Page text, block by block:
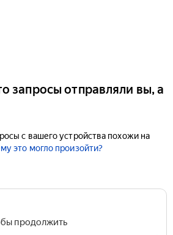
запросы отправляли вы, а
с вашего устройства похожи на
это могло произойти?
продолжить